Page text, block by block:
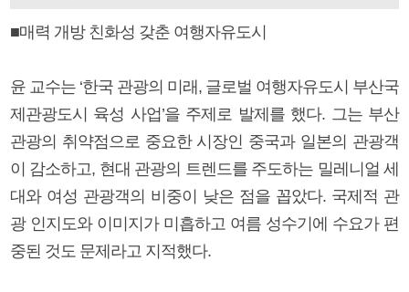
■매력 개방 친화성 갖춘 여행자유도시
윤 교수는 ‘한국 관광의 미래, 글로벌 여행자유도시 부산국
제관광도시 육성 사업’을 주제로 발제를 했다. 그는 부산
관광의 취약점으로 중요한 시장인 중국과 일본의 관광객
이 감소하고, 현대 관광의 트렌드를 주도하는 밀레니얼 세
대와 여성 관광객의 비중이 낮은 점을 꼽았다. 국제적 관
광 인지도와 이미지가 미흡하고 여름 성수기에 수요가 편
중된 것도 문제라고 지적했다.